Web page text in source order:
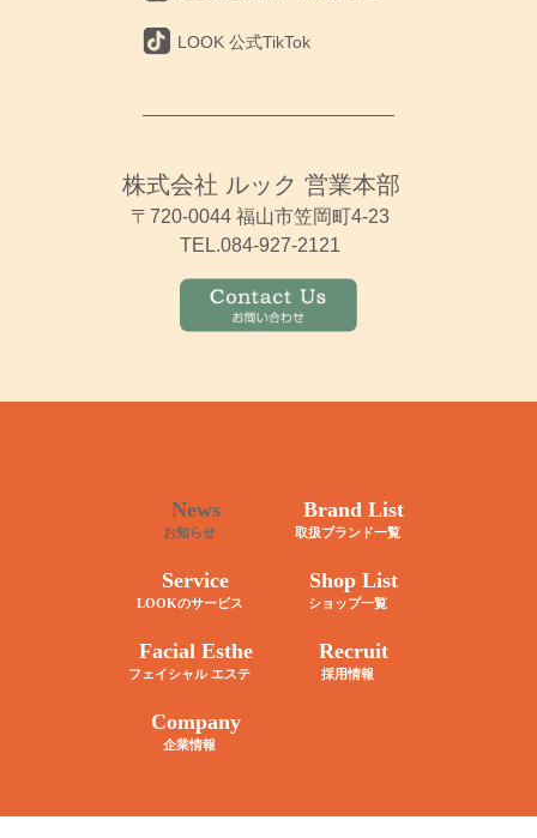
LOOK 公式TikTok
株式会社 ルック 営業本部
〒720-0044 福山市笠岡町4-23
TEL.084-927-2121
News
お知らせ
Brand List
取扱ブランド一覧
Service
LOOKのサービス
Shop List
ショップ一覧
Facial Esthe
フェイシャル エステ
Recruit
採用情報
Company
企業情報